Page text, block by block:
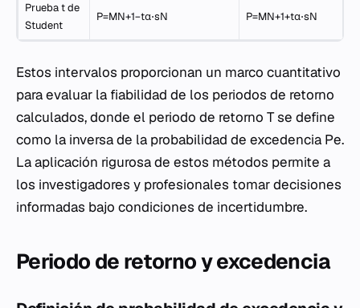
Prueba t de
Student
P=MN+1−tα⋅sN P=MN+1+tα⋅sN
Estos intervalos proporcionan un marco cuantitativo
para evaluar la fiabilidad de los periodos de retorno
calculados, donde el periodo de retorno T se define
como la inversa de la probabilidad de excedencia Pe.
La aplicación rigurosa de estos métodos permite a
los investigadores y profesionales tomar decisiones
informadas bajo condiciones de incertidumbre.
Periodo de retorno y excedencia